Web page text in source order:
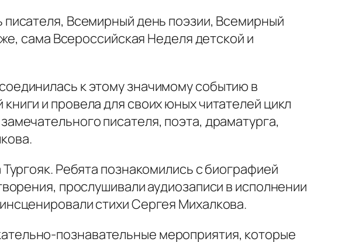
Всемирный день поэзии, Всемирный
сама Всероссийская Неделя детской и
к этому значимому событию в
и провела для своих юных читателей цикл
писателя, поэта, драматурга,
Ребята познакомились с биографией
прослушивали аудиозаписи в исполнении
стихи Сергея Михалкова.
познавательные мероприятия, которые